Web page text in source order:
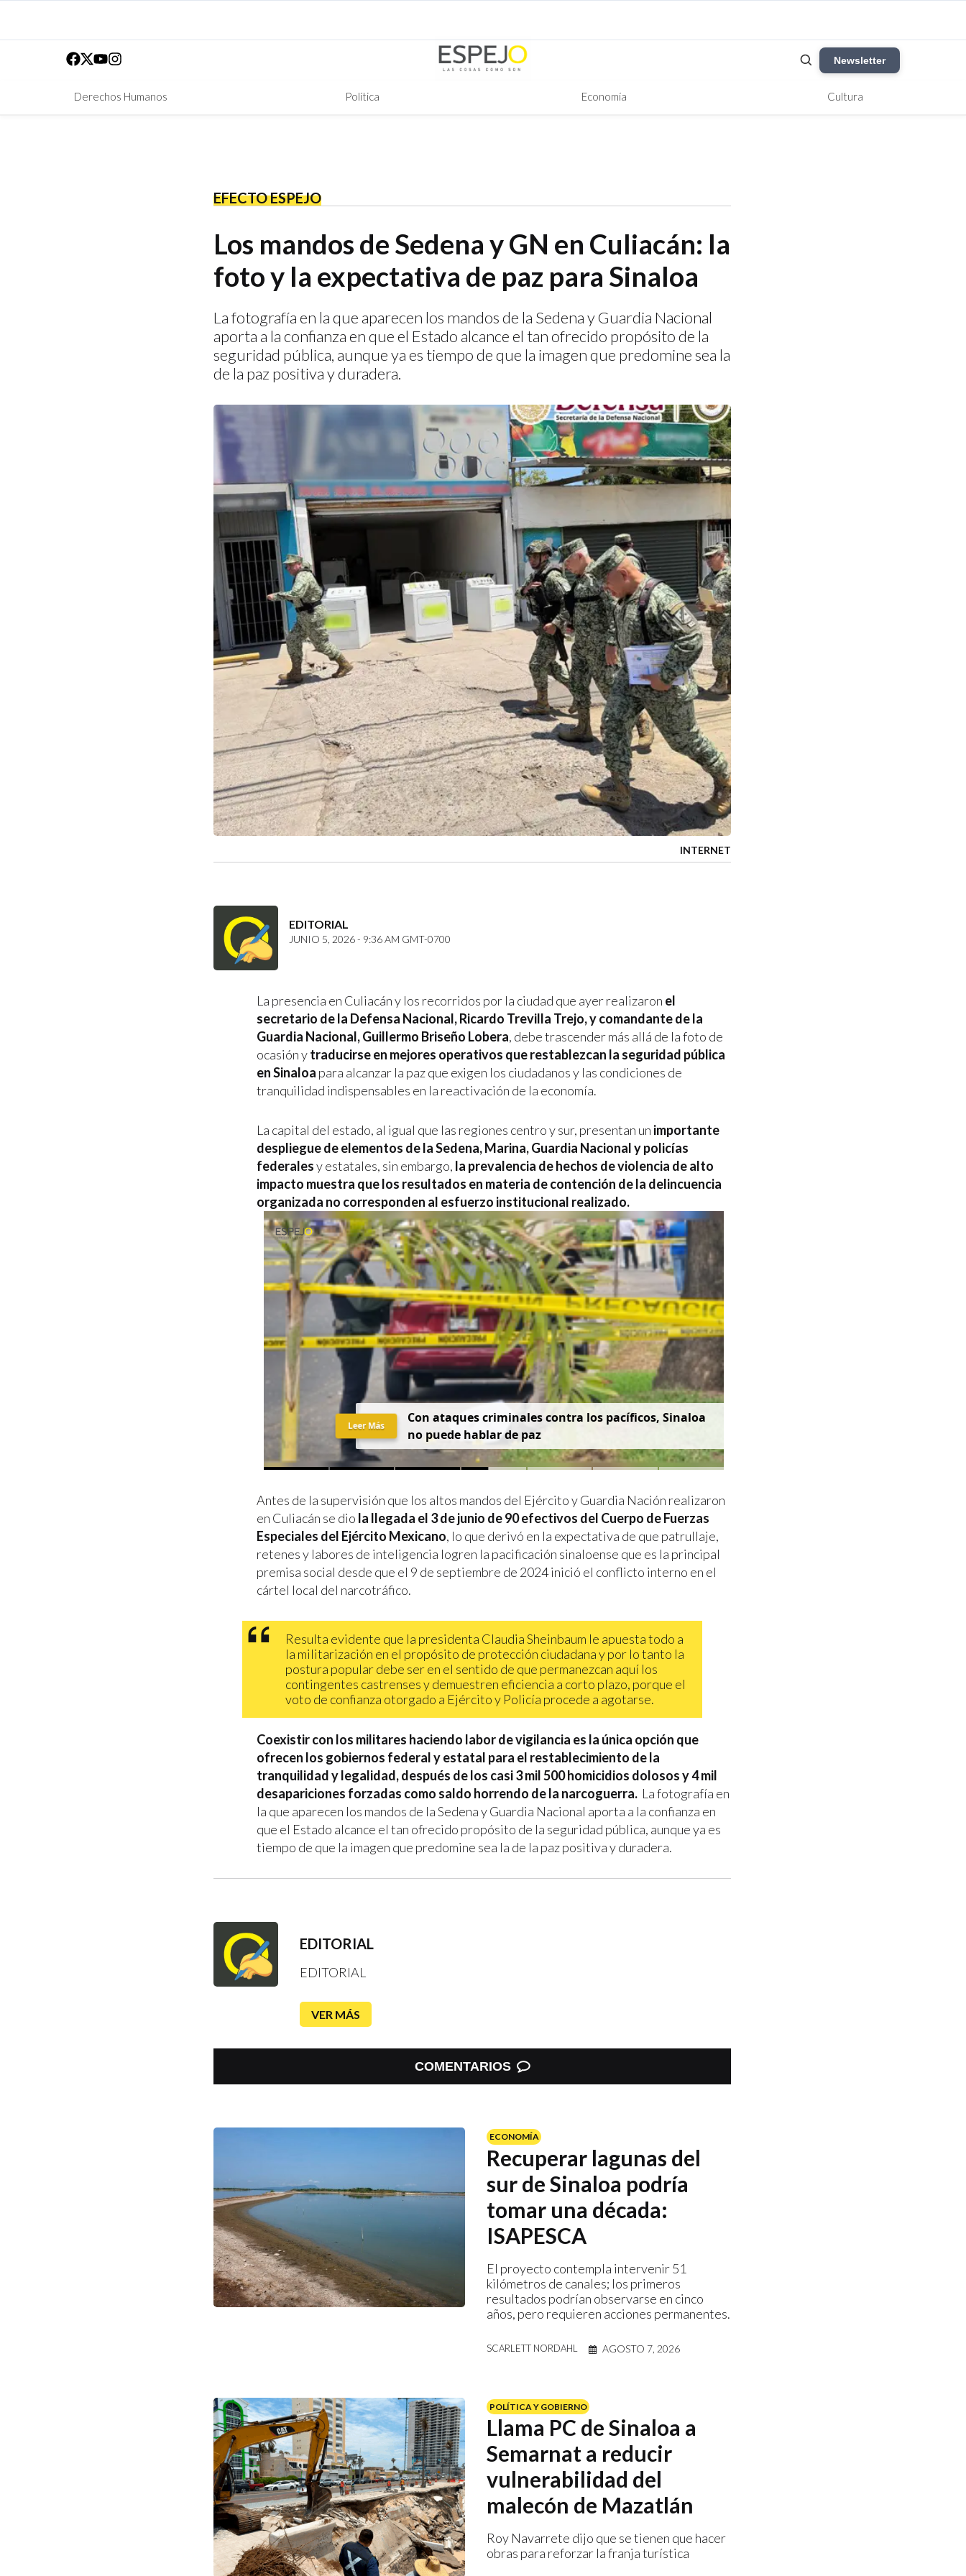
Newsletter
Derechos Humanos Política Economía Cultura
EFECTO ESPEJO
Los mandos de Sedena y GN en Culiacán: la
foto y la expectativa de paz para Sinaloa
La fotografía en la que aparecen los mandos de la Sedena y Guardia Nacional
aporta a la confianza en que el Estado alcance el tan ofrecido propósito de la
seguridad pública, aunque ya es tiempo de que la imagen que predomine sea la
de la paz positiva y duradera.
INTERNET
EDITORIAL
JUNIO 5, 2026 - 9:36 AM GMT-0700
La presencia en Culiacán y los recorridos por la ciudad que ayer realizaron el
secretario de la Defensa Nacional, Ricardo Trevilla Trejo, y comandante de la
Guardia Nacional, Guillermo Briseño Lobera, debe trascender más allá de la foto de
ocasión ytraducirse en mejores operativos que restablezcan la seguridad pública
en Sinaloa para alcanzar la paz que exigen los ciudadanos y las condiciones de
tranquilidad indispensables en la reactivación de la economía.
La capital del estado, al igual que las regiones centro y sur, presentan un importante
despliegue de elementos de la Sedena, Marina, Guardia Nacional y policías
federalesy estatales, sin embargo, la prevalencia de hechos de violencia de alto
impacto muestra que los resultados en materia de contención de la delincuencia
organizada no corresponden al esfuerzo institucional realizado.
Con ataques criminales contra los pacíficos, Sinaloa
no puede hablar de paz
Leer Más
Antes de la supervisión que los altos mandos del Ejército y Guardia Nación realizaron
en Culiacán se dio la llegada el 3 de junio de 90 efectivos del Cuerpo de Fuerzas
Especiales del Ejército Mexicano, lo que derivó en la expectativa de que patrullaje,
retenes y labores de inteligencia logren la pacificación sinaloense que es la principal
premisa social desde que el 9 de septiembre de 2024 inició el conflicto interno en el
cártel local del narcotráfico.
Resulta evidente que la presidenta Claudia Sheinbaum le apuesta todo a
la militarización en el propósito de protección ciudadana y por lo tanto la
postura popular debe ser en el sentido de que permanezcan aquí los
contingentes castrenses y demuestren eficiencia a corto plazo, porque el
voto de confianza otorgado a Ejército y Policía procede a agotarse.
Coexistir con los militares haciendo labor de vigilancia es la única opción que
ofrecen los gobiernos federal y estatal para el restablecimiento de la
tranquilidad y legalidad, después de los casi 3 mil 500 homicidios dolosos y 4 mil
desapariciones forzadas como saldo horrendo de la narcoguerra. La fotografía en
la que aparecen los mandos de la Sedena y Guardia Nacional aporta a la confianza en
que el Estado alcance el tan ofrecido propósito de la seguridad pública, aunque ya es
tiempo de que la imagen que predomine sea la de la paz positiva y duradera.
EDITORIAL
EDITORIAL
VER MÁS
COMENTARIOS
ECONOMÍA
Recuperar lagunas del
sur de Sinaloa podría
tomar una década:
ISAPESCA
El proyecto contempla intervenir 51
kilómetros de canales; los primeros
resultados podrían observarse en cinco
años, pero requieren acciones permanentes.
SCARLETT NORDAHL AGOSTO 7, 2026
POLÍTICA Y GOBIERNO
Llama PC de Sinaloa a
Semarnat a reducir
vulnerabilidad del
malecón de Mazatlán
Roy Navarrete dijo que se tienen que hacer
obras para reforzar la franja turística